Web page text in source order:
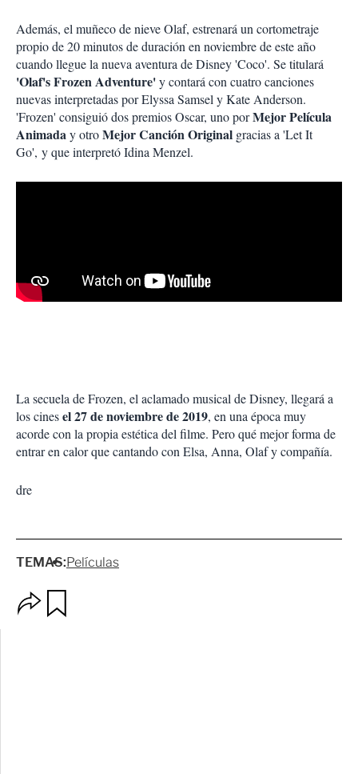
Además, el muñeco de nieve Olaf, estrenará un cortometraje
propio de 20 minutos de duración en noviembre de este año
cuando llegue la nueva aventura de Disney 'Coco'. Se titulará
'Olaf's Frozen Adventure'y contará con cuatro canciones
nuevas interpretadas por Elyssa Samsel y Kate Anderson.
'Frozen' consiguió dos premios Oscar, uno porMejor Película
Animaday otroMejor Canción Original gracias a 'Let It
Go', y que interpretó Idina Menzel.
La secuela de Frozen, el aclamado musical de Disney, llegará a
los cinesel 27 de noviembre de 2019, en una época muy
acorde con la propia estética del filme. Pero qué mejor forma de
entrar en calor que cantando con Elsa, Anna, Olaf y compañía.
dre
TEMAS:Películas
p